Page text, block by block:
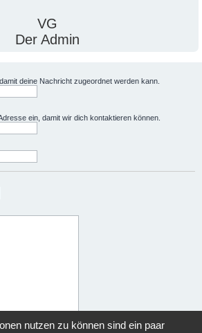
VG
Der Admin
deine Nachricht zugeordnet werden kann.
ein, damit wir dich kontaktieren können.
nutzen zu können sind ein paar